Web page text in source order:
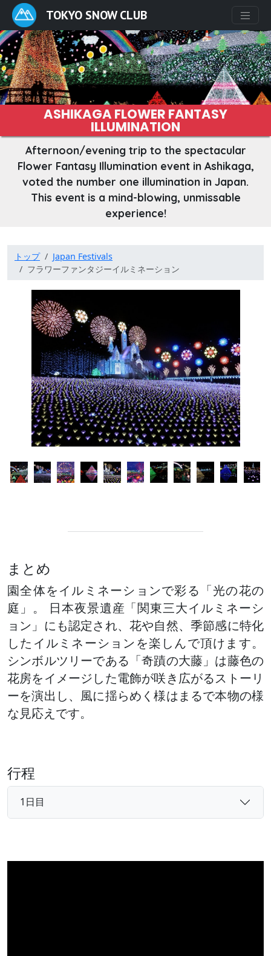
TOKYO SNOW CLUB
ASHIKAGA FLOWER FANTASY
ILLUMINATION
Afternoon/evening trip to the spectacular
Flower Fantasy Illumination event in Ashikaga,
voted the number one illumination in Japan.
This event is a mind-blowing, unmissable
experience!
トップ
Japan Festivals
フラワーファンタジーイルミネーション
まとめ
園全体をイルミネーションで彩る「光の花の
庭」。 日本夜景遺産「関東三大イルミネーシ
ョン」にも認定され、花や自然、季節感に特化
したイルミネーションを楽しんで頂けます。
シンボルツリーである「奇蹟の大藤」は藤色の
花房をイメージした電飾が咲き広がるストーリ
ーを演出し、風に揺らめく様はまるで本物の様
な見応えです。
行程
1日目